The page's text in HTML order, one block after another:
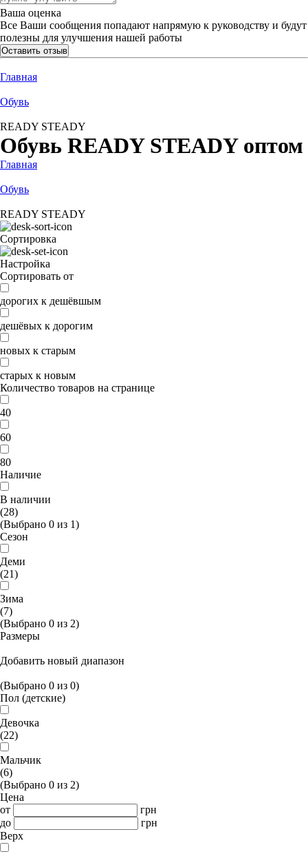
Ваша оценка
Все Ваши сообщения попадают напрямую к руководству и будут
полезны для улучшения нашей работы
Оставить отзыв
Главная
Обувь
READY STEADY
Обувь READY STEADY оптом
Главная
Обувь
READY STEADY
Сортировка
Настройка
Сортировать от
дорогих к дешёвшым
дешёвых к дорогим
новых к старым
старых к новым
Количество товаров на странице
40
60
80
Наличие
В наличии
(28)
(Выбрано 0 из 1)
Сезон
Деми
(21)
Зима
(7)
(Выбрано 0 из 2)
Размеры
Добавить новый диапазон
(Выбрано 0 из 0)
Пол (детские)
Девочка
(22)
Мальчик
(6)
(Выбрано 0 из 2)
Цена
от
грн
до
грн
Верх